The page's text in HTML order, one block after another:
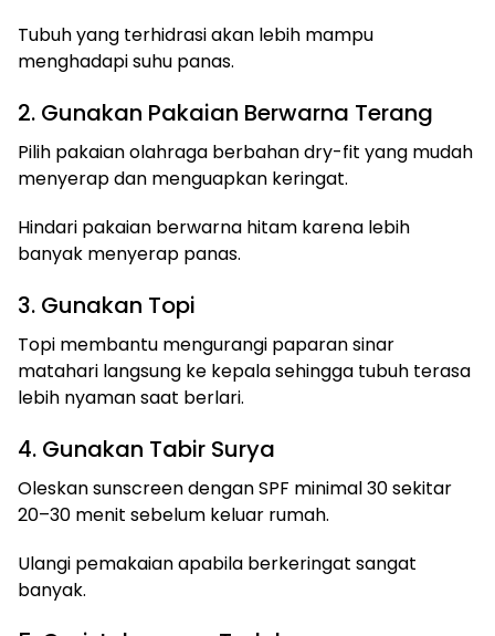
Tubuh yang terhidrasi akan lebih mampu
menghadapi suhu panas.
2. Gunakan Pakaian Berwarna Terang
Pilih pakaian olahraga berbahan dry-fit yang mudah
menyerap dan menguapkan keringat.
Hindari pakaian berwarna hitam karena lebih
banyak menyerap panas.
3. Gunakan Topi
Topi membantu mengurangi paparan sinar
matahari langsung ke kepala sehingga tubuh terasa
lebih nyaman saat berlari.
4. Gunakan Tabir Surya
Oleskan sunscreen dengan SPF minimal 30 sekitar
20–30 menit sebelum keluar rumah.
Ulangi pemakaian apabila berkeringat sangat
banyak.